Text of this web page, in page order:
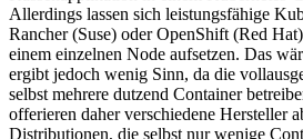
Allerdings lassen sich leistungsfähige
Rancher (Suse) oder OpenShift (Red
einem einzelnen Node aufsetzen. Das
ergibt jedoch wenig Sinn, da die
selbst mehrere dutzend Container
offerieren daher verschiedene Hersteller
Distributionen, die selbst nur wenige